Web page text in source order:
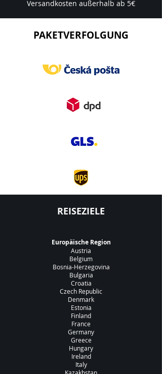
Versandkosten außerhalb ab 5€
PAKETVERFOLGUNG
REISEZIELE
Europäische Region
Austria
Belgium
Bosnia-Herzegovina
Bulgaria
Croatia
Czech Republic
Denmark
Estonia
Finland
France
Germany
Greece
Hungary
Ireland
Italy